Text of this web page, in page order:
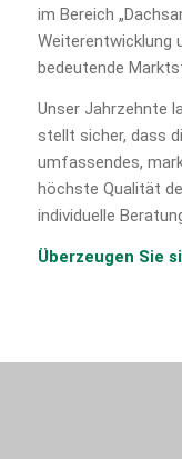
im Bereich
Weiterentwicklung
bedeutende
Unser Jahrzehnte
stellt sicher, dass
umfassendes,
höchste Qualität
individuelle
Überzeugen Sie